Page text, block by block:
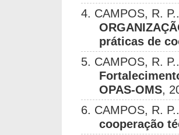
4. CAMPOS, R.
práticas de
5. CAMPOS, R.
OPAS-OMS,
6. CAMPOS, R.
cooperação